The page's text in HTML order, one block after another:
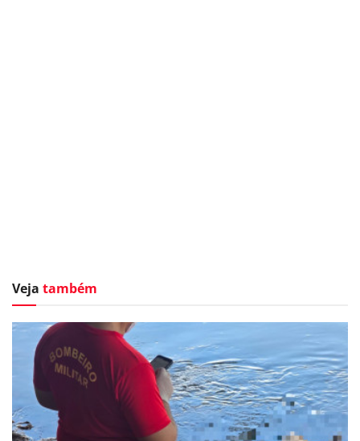
Veja também